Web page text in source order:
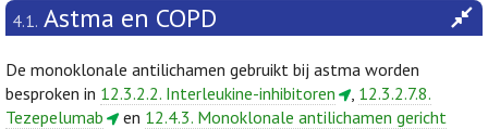
4.1. Astma en COPD
De monoklonale antilichamen gebruikt bij astma worden
besproken in 12.3.2.2. Interleukine-inhibitoren , 12.3.2.7.8.
Tezepelumab
en 12.4.3. Monoklonale antilichamen gericht